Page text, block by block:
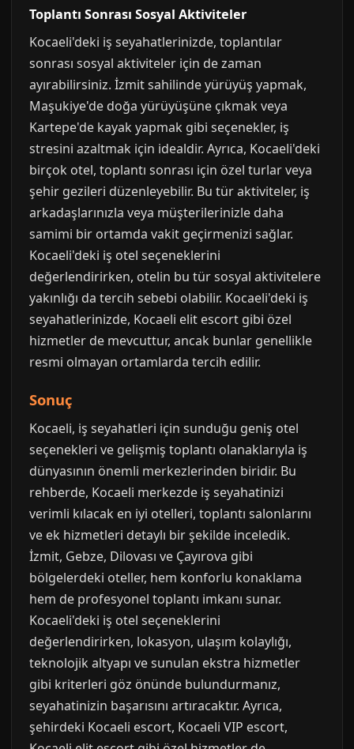
Toplantı Sonrası Sosyal Aktiviteler
Kocaeli'deki iş seyahatlerinizde, toplantılar
sonrası sosyal aktiviteler için de zaman
ayırabilirsiniz. İzmit sahilinde yürüyüş yapmak,
Maşukiye'de doğa yürüyüşüne çıkmak veya
Kartepe'de kayak yapmak gibi seçenekler, iş
stresini azaltmak için idealdir. Ayrıca, Kocaeli'deki
birçok otel, toplantı sonrası için özel turlar veya
şehir gezileri düzenleyebilir. Bu tür aktiviteler, iş
arkadaşlarınızla veya müşterilerinizle daha
samimi bir ortamda vakit geçirmenizi sağlar.
Kocaeli'deki iş otel seçeneklerini
değerlendirirken, otelin bu tür sosyal aktivitelere
yakınlığı da tercih sebebi olabilir. Kocaeli'deki iş
seyahatlerinizde, Kocaeli elit escort gibi özel
hizmetler de mevcuttur, ancak bunlar genellikle
resmi olmayan ortamlarda tercih edilir.
Sonuç
Kocaeli, iş seyahatleri için sunduğu geniş otel
seçenekleri ve gelişmiş toplantı olanaklarıyla iş
dünyasının önemli merkezlerinden biridir. Bu
rehberde, Kocaeli merkezde iş seyahatinizi
verimli kılacak en iyi otelleri, toplantı salonlarını
ve ek hizmetleri detaylı bir şekilde inceledik.
İzmit, Gebze, Dilovası ve Çayırova gibi
bölgelerdeki oteller, hem konforlu konaklama
hem de profesyonel toplantı imkanı sunar.
Kocaeli'deki iş otel seçeneklerini
değerlendirirken, lokasyon, ulaşım kolaylığı,
teknolojik altyapı ve sunulan ekstra hizmetler
gibi kriterleri göz önünde bulundurmanız,
seyahatinizin başarısını artıracaktır. Ayrıca,
şehirdeki Kocaeli escort, Kocaeli VIP escort,